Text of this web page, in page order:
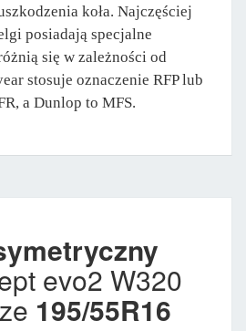
koła. Najczęściej
posiadają specjalne
się w zależności od
stosuje oznaczenie RFP lub
a Dunlop to MFS.
evo2 W320
195/55R16